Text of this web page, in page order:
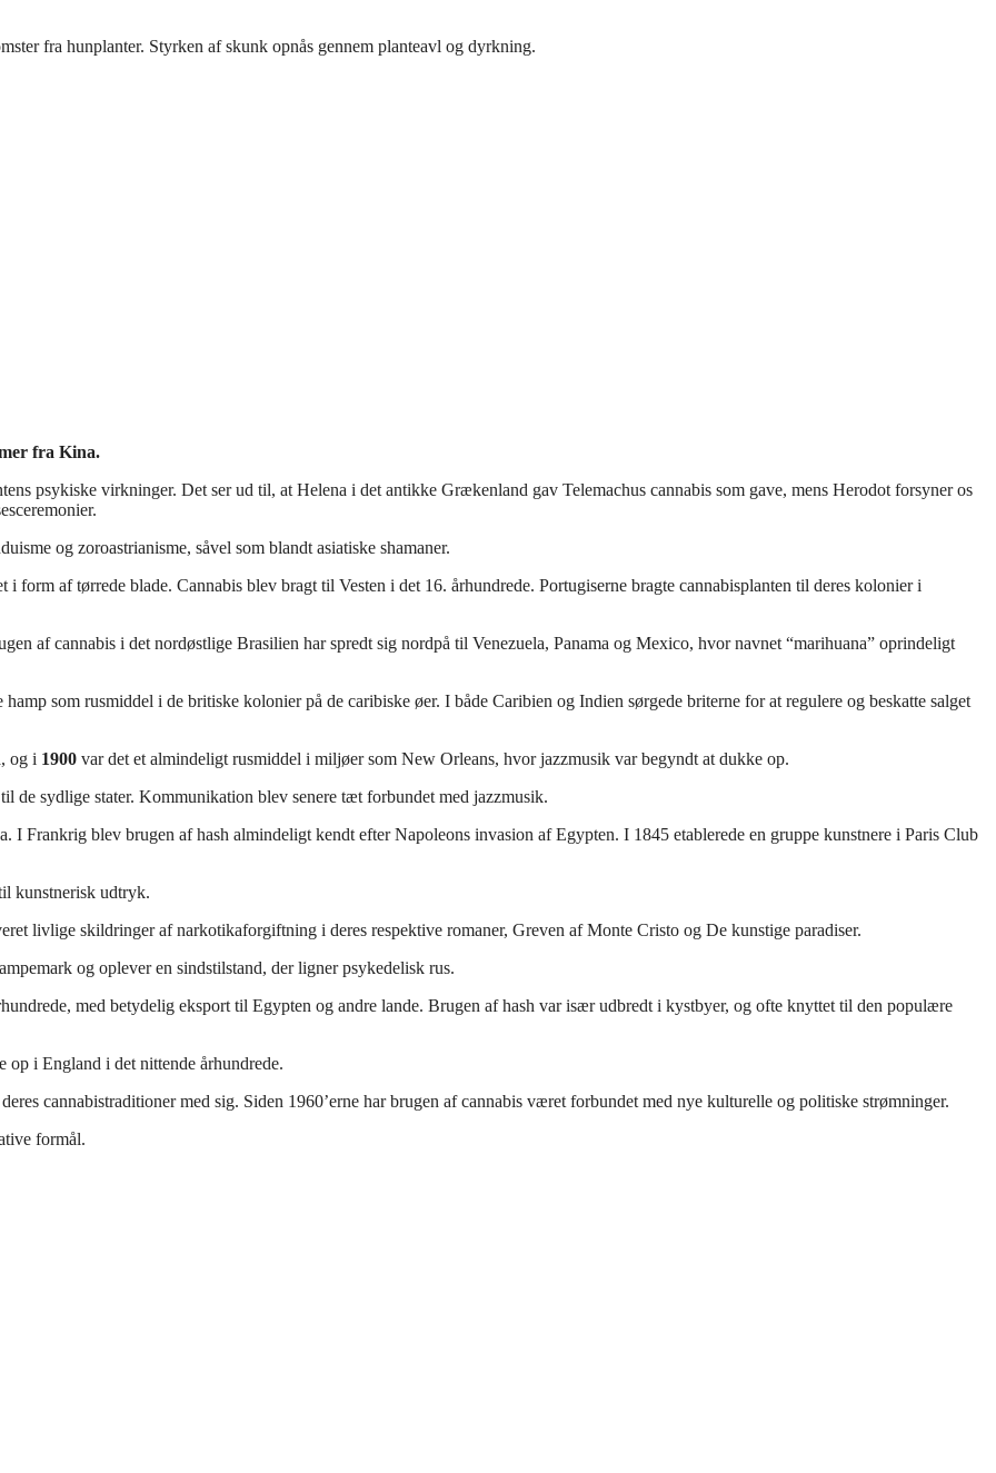
fra hunplanter. Styrken af skunk opnås gennem planteavl og dyrkning.
fra Kina.
psykiske virkninger. Det ser ud til, at Helena i det antikke Grækenland gav Telemachus cannabis som gave, mens Herodot forsyner os
og zoroastrianisme, såvel som blandt asiatiske shamaner.
form af tørrede blade. Cannabis blev bragt til Vesten i det 16. århundrede. Portugiserne bragte cannabisplanten til deres kolonier i
af cannabis i det nordøstlige Brasilien har spredt sig nordpå til Venezuela, Panama og Mexico, hvor navnet “marihuana” oprindeligt
som rusmiddel i de britiske kolonier på de caribiske øer. I både Caribien og Indien sørgede briterne for at regulere og beskatte salget
og i 1900 var det et almindeligt rusmiddel i miljøer som New Orleans, hvor jazzmusik var begyndt at dukke op.
de sydlige stater. Kommunikation blev senere tæt forbundet med jazzmusik.
I Frankrig blev brugen af hash almindeligt kendt efter Napoleons invasion af Egypten. I 1845 etablerede en gruppe kunstnere i Paris Club
kunstnerisk udtryk.
livlige skildringer af narkotikaforgiftning i deres respektive romaner, Greven af Monte Cristo og De kunstige paradiser.
og oplever en sindstilstand, der ligner psykedelisk rus.
med betydelig eksport til Egypten og andre lande. Brugen af hash var især udbredt i kystbyer, og ofte knyttet til den populære
i England i det nittende århundrede.
cannabistraditioner med sig. Siden 1960’erne har brugen af cannabis været forbundet med nye kulturelle og politiske strømninger.
formål.